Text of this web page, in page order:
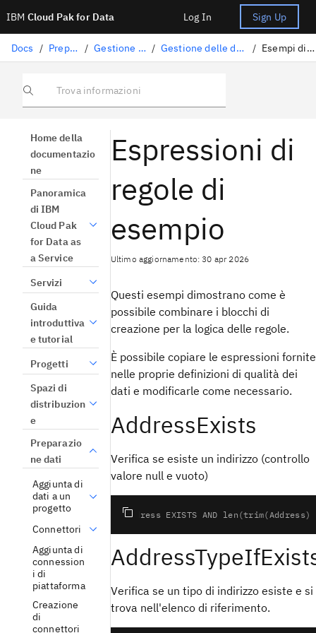
IBM Cloud Pak for Data Log In Sign Up
Docs / Preparazione dati / Gestione della qualità dei dati / Gestione delle definizioni relative alla qualità dei dati / Esempi di espressioni di regole
Trova informazioni
Home della
documentazio
ne
Panoramica
di IBM
Cloud Pak
for Data as
a Service
Servizi
Guida
introduttiva
e tutorial
Progetti
Spazi di
distribuzion
e
Preparazio
ne dati
Aggiunta di
dati a un
progetto
Connettori
Aggiunta di
connession
i di
piattaforma
Creazione
di
connettori
Espressioni di
regole di
esempio
Ultimo aggiornamento: 30 apr 2026
Questi esempi dimostrano come è
possibile combinare i blocchi di
creazione per la logica delle regole.
È possibile copiare le espressioni fornite
nelle proprie definizioni di qualità dei
dati e modificarle come necessario.
AddressExists
Verifica se esiste un indirizzo (controllo
valore null e vuoto)
Verifica se un tipo di indirizzo esiste e si
trova nell'elenco di riferimento.